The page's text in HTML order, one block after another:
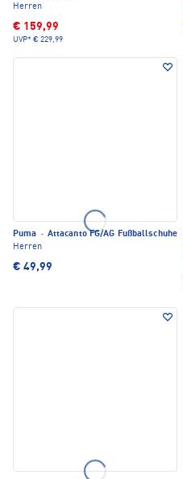
Herren
€ 159,99
UVP* € 229,99
Puma · Attacanto FG/AG Fußballschuhe
Herren
€ 49,99